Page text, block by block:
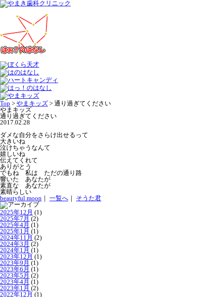
Top > やまキッズ > 通り過ぎてください
やまキッズ
通り過ぎてください
2017.02.28
ダメな自分をさらけ出せるって
大きいね
泣けちゃうなんて
嬉しいね
伝えてくれて
ありがとう
でもね 私は ただの通り路
響いた あなたが
素直な あなたが
素晴らしい
beautyful moon ｜ 一覧へ ｜ そうた君
2025年12月 (1)
2025年7月 (2)
2025年4月 (1)
2025年1月 (1)
2024年11月 (2)
2024年3月 (2)
2024年1月 (1)
2023年12月 (1)
2023年9月 (1)
2023年6月 (1)
2023年5月 (2)
2023年4月 (1)
2023年1月 (2)
2022年12月 (1)